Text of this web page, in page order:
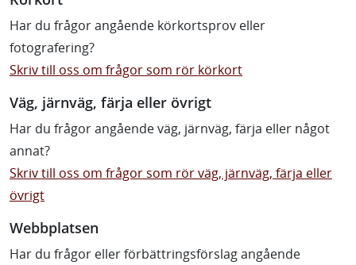
Har du frågor angående körkortsprov eller
fotografering?
Skriv till oss om frågor som rör körkort
Väg, järnväg, färja eller övrigt
Har du frågor angående väg, järnväg, färja eller något
annat?
Skriv till oss om frågor som rör väg, järnväg, färja eller
övrigt
Webbplatsen
Har du frågor eller förbättringsförslag angående